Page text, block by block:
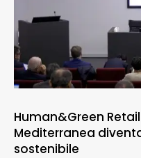
Human&Green
Mediterranea
sostenibile